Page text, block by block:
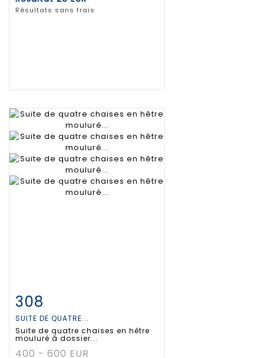
Résultats sans frais
Fiche détaillée
308
SUITE DE QUATRE...
Suite de quatre chaises en hêtre
mouluré à dossier...
400 - 600 EUR